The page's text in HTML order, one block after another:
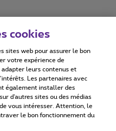
Accessibility statement
cookies
sites web pour assurer le bon
votre expérience de
leurs contenus et
Les partenaires avec
également installer des
d'autres sites ou des médias
vous intéresser. Attention, le
le bon fonctionnement du